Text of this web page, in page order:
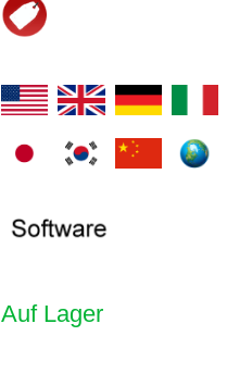
Auf Lager